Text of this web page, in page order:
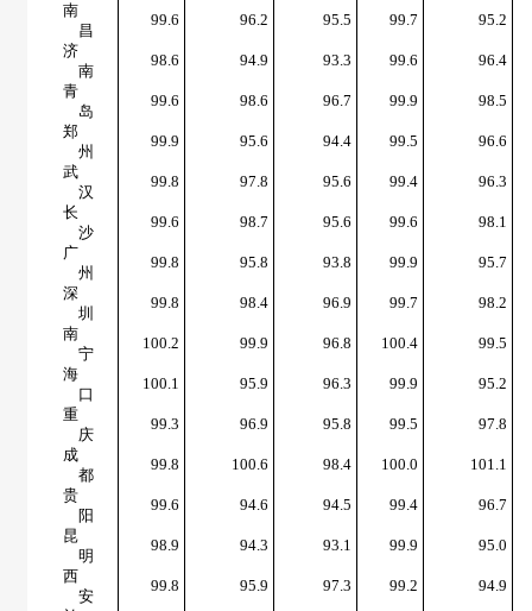
南
昌
99.6 96.2 95.5 99.7
95.2
济
南
98.6 94.9 93.3 99.6
96.4
青
岛
99.6 98.6 96.7 99.9
98.5
郑
州
99.9 95.6 94.4 99.5
96.6
武
汉
99.8 97.8 95.6 99.4
96.3
长
沙
99.6 98.7 95.6 99.6
98.1
广
州
99.8 95.8 93.8 99.9
95.7
深
圳
99.8 98.4 96.9 99.7
98.2
南
宁
100.2 99.9 96.8 100.4
99.5
海
口
100.1 95.9 96.3 99.9
95.2
重
庆
99.3 96.9 95.8 99.5
97.8
成
都
99.8 100.6 98.4 100.0
101.1
贵
阳
99.6 94.6 94.5 99.4
96.7
昆
明
98.9 94.3 93.1 99.9
95.0
西
安
99.8 95.9 97.3 99.2
94.9